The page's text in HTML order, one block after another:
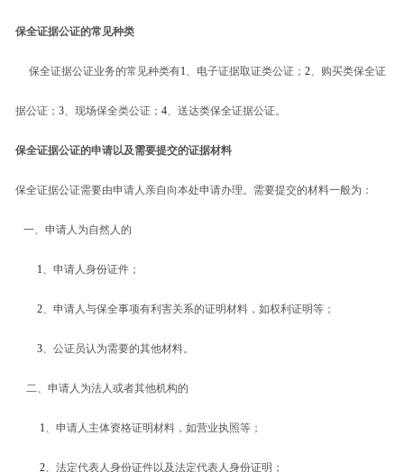
保全证据公证的常见种类
保全证据公证业务的常见种类有1、电子证据取证类公证； 2、购买类保全证
据公证； 3、现场保全类公证； 4、送达类保全证据公证。
保全证据公证的申请以及需要提交的证据材料
保全证据公证需要由申请人亲自向本处申请办理。需要提交的材料一般为：
一、申请人为自然人的
1、申请人身份证件；
2、申请人与保全事项有利害关系的证明材料，如权利证明等；
3、公证员认为需要的其他材料。
二、申请人为法人或者其他机构的
1、申请人主体资格证明材料，如营业执照等；
2、法定代表人身份证件以及法定代表人身份证明；